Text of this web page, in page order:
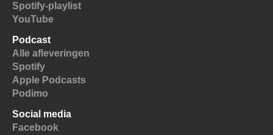
Spotify-playlist
YouTube
Podcast
Alle afleveringen
Spotify
Apple Podcasts
Podimo
Social media
Facebook